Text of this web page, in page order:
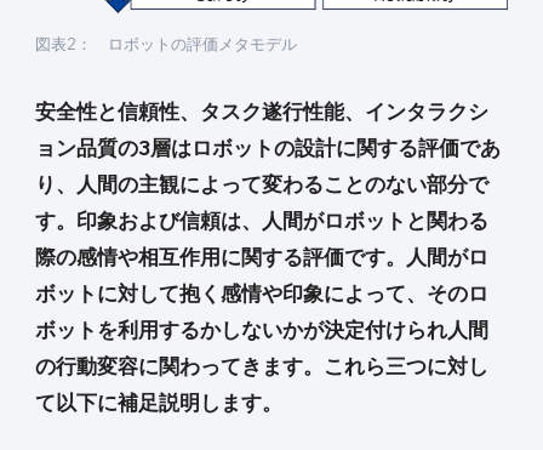
図表2： ロボットの評価メタモデル
安全性と信頼性、タスク遂行性能、インタラクシ
ョン品質の3層はロボットの設計に関する評価であ
り、
人間の主観によって変わることのない部分で
す。印象および信頼は、人間がロボットと関わる
際の感情や相互作用に関する評価です。人間がロ
ボットに対して抱く感情や印象によって、そのロ
ボットを利用するかしないかが決定付けられ人間
の行動変容に関わってきます。これら三つに対し
て以下に補足説明します。